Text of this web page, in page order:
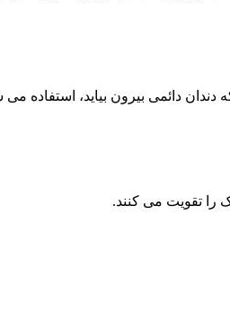
دائمی بیرون بیاید، استفاده می
را تقویت می کنند.